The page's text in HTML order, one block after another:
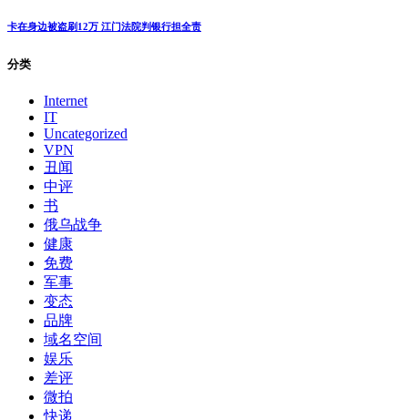
卡在身边被盗刷12万 江门法院判银行担全责
分类
Internet
IT
Uncategorized
VPN
丑闻
中评
书
俄乌战争
健康
免费
军事
变态
品牌
域名空间
娱乐
差评
微拍
快递